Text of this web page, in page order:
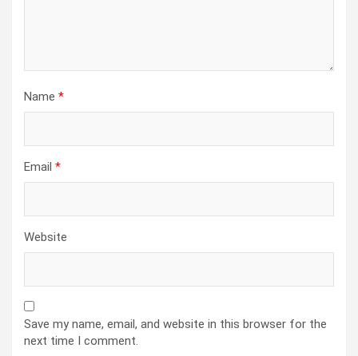
Name *
Email *
Website
Save my name, email, and website in this browser for the
next time I comment.